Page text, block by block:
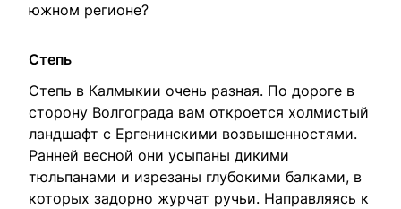
южном регионе?
Степь
Степь в Калмыкии очень разная. По дороге в
сторону Волгограда вам откроется холмистый
ландшафт с Ергенинскими возвышенностями.
Ранней весной они усыпаны дикими
тюльпанами и изрезаны глубокими балками, в
которых задорно журчат ручьи. Направляясь к